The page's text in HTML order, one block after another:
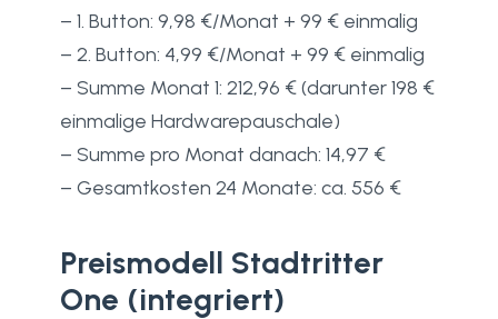
– 1. Button: 9,98 €/Monat + 99 € einmalig
– 2. Button: 4,99 €/Monat + 99 € einmalig
– Summe Monat 1: 212,96 € (darunter 198 €
einmalige Hardwarepauschale)
– Summe pro Monat danach: 14,97 €
– Gesamtkosten 24 Monate: ca. 556 €
Preismodell Stadtritter
One (integriert)